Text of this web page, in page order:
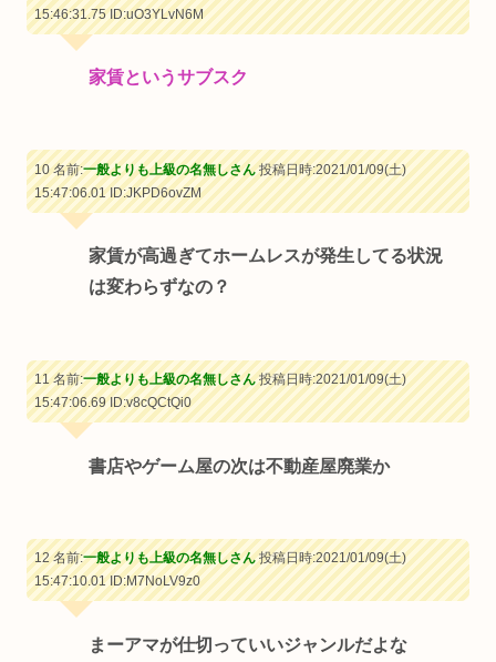
15:46:31.75ID:uO3YLvN6M
家賃というサブスク
10 名前:一般よりも上級の名無しさん投稿日時:2021/01/09(土)
15:47:06.01ID:JKPD6ovZM
家賃が高過ぎてホームレスが発生してる状況
は変わらずなの？
11 名前:一般よりも上級の名無しさん投稿日時:2021/01/09(土)
15:47:06.69ID:v8cQCtQi0
書店やゲーム屋の次は不動産屋廃業か
12 名前:一般よりも上級の名無しさん投稿日時:2021/01/09(土)
15:47:10.01ID:M7NoLV9z0
まーアマが仕切っていいジャンルだよな